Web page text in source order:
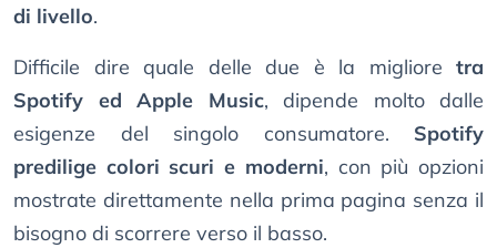
di livello.
Difficile dire quale delle due è la migliore tra
Spotify ed Apple Music, dipende molto dalle
esigenze del singolo consumatore. Spotify
predilige colori scuri e moderni, con più opzioni
mostrate direttamente nella prima pagina senza il
bisogno di scorrere verso il basso.